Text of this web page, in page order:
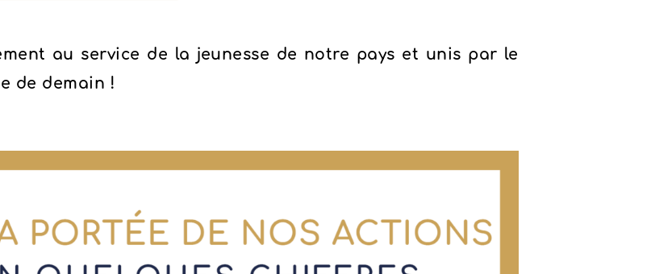
au service de la jeunesse de notre pays et unis par le
de demain !